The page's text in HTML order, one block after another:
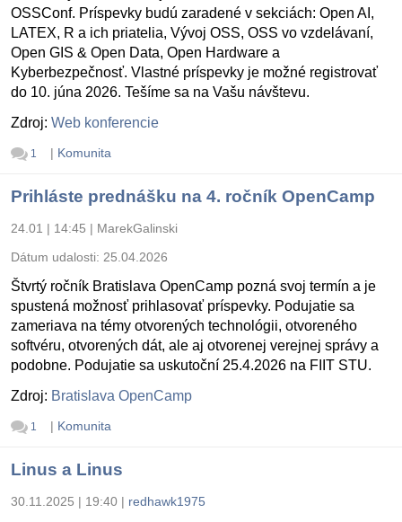
OSSConf. Príspevky budú zaradené v sekciách: Open AI,
LATEX, R a ich priatelia, Vývoj OSS, OSS vo vzdelávaní,
Open GIS & Open Data, Open Hardware a
Kyberbezpečnosť. Vlastné príspevky je možné registrovať
do 10. júna 2026. Tešíme sa na Vašu návštevu.
Zdroj: Web konferencie
1 | Komunita
Prihláste prednášku na 4. ročník OpenCamp
24.01 | 14:45 | MarekGalinski
Dátum udalosti: 25.04.2026
Štvrtý ročník Bratislava OpenCamp pozná svoj termín a je
spustená možnosť prihlasovať príspevky. Podujatie sa
zameriava na témy otvorených technológii, otvoreného
softvéru, otvorených dát, ale aj otvorenej verejnej správy a
podobne. Podujatie sa uskutoční 25.4.2026 na FIIT STU.
Zdroj: Bratislava OpenCamp
1 | Komunita
Linus a Linus
30.11.2025 | 19:40 | redhawk1975